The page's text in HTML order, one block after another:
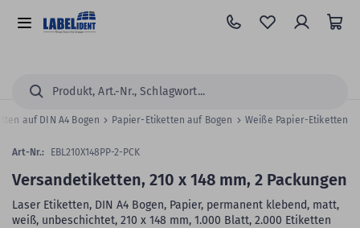
Hauptinhalt
springen
Alle
Suchen...
auf DIN A4 Bogen Papier-Etiketten auf Bogen Weiße Papier-Etiketten
Versandetiketten, 210 x 148 mm, 2 Packungen
Laser Etiketten, DIN A4 Bogen, Papier, permanent klebend, matt,
weiß, unbeschichtet, 210 x 148 mm, 1.000 Blatt, 2.000 Etiketten
Art-Nr.: EBL210X148PP-2-PCK